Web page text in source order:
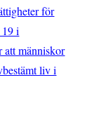
för
i
att människor
liv i